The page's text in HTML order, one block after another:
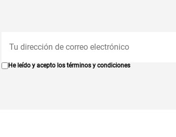
He leído y acepto los términos y condiciones